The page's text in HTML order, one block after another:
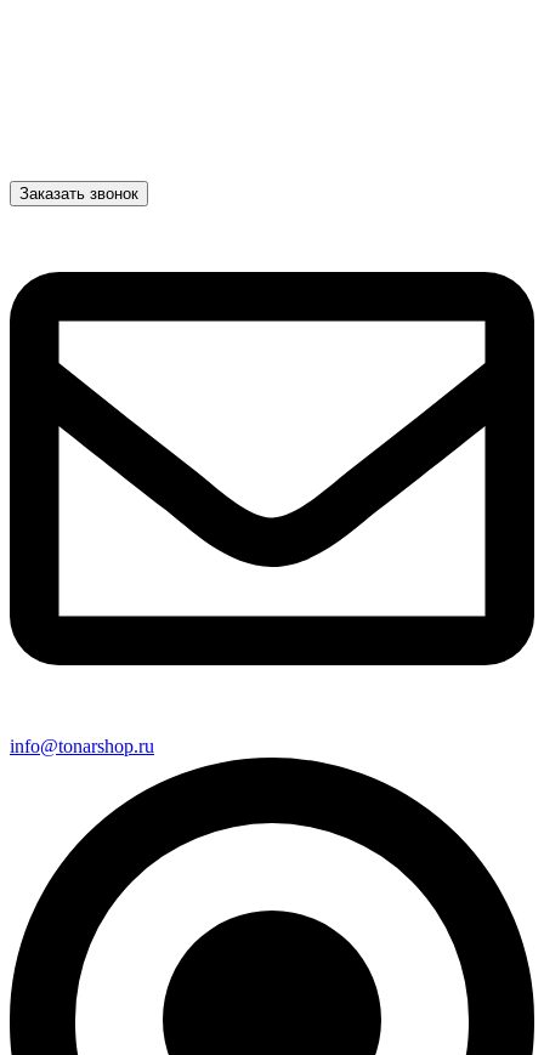
Заказать звонок
info@tonarshop.ru